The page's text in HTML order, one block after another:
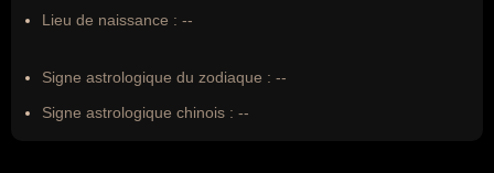
Lieu de naissance : --
Signe astrologique du zodiaque : --
Signe astrologique chinois : --